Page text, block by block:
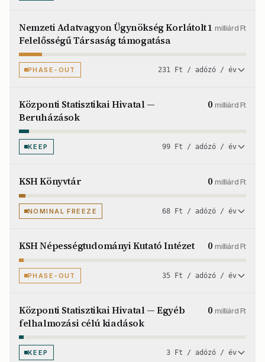
Nemzeti Adatvagyon Ügynökség Korlátolt
Felelősségű Társaság támogatása
1milliárd Ft
PHASE-OUT 231 Ft / adózó / év
Központi Statisztikai Hivatal —
Beruházások
0milliárd Ft
KEEP 99 Ft / adózó / év
KSH Könyvtár 0milliárd Ft
NOMINAL FREEZE 68 Ft / adózó / év
KSH Népességtudományi Kutató Intézet 0milliárd Ft
PHASE-OUT 35 Ft / adózó / év
Központi Statisztikai Hivatal — Egyéb
felhalmozási célú kiadások
0milliárd Ft
KEEP 3 Ft / adózó / év